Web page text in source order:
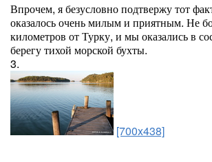
Впрочем, я безусловно подтвержу тот
оказалось очень милым и приятным. Не
километров от Турку, и мы оказались в
берегу тихой морской бухты.
3.
[700x438]